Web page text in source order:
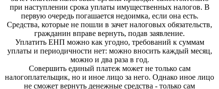
при наступлении срока уплаты имущественных налогов. В
первую очередь погашается недоимка, если она есть.
Средства, которые не пошли в зачет налоговых обязательств,
гражданин вправе вернуть, подав заявление.
Уплатить ЕНП можно как угодно, требований к суммам
уплаты и периодичности нет: можно вносить каждый месяц,
можно и два раза в год.
Совершить единый платеж может не только сам
налогоплательщик, но и иное лицо за него. Однако иное лицо
не сможет вернуть денежные средства - только сам